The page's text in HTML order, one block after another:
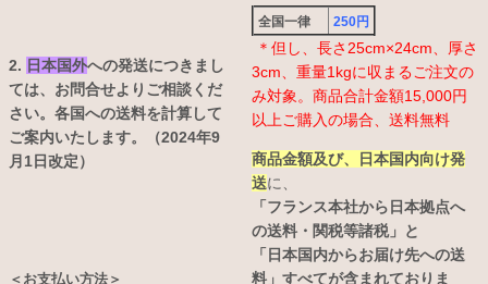
2. 日本国外への発送につきまし
ては、お問合せよりご相談くだ
さい。各国への送料を計算して
ご案内いたします。（2024年9
月1日改定）
＜お支払い方法＞
全国一律 250円
＊但し、長さ25cm×24cm、厚さ
3cm、重量1kgに収まるご注文の
み対象。商品合計金額15,000円
以上ご購入の場合、送料無料
商品金額及び、日本国内向け発
送に、
「フランス本社から日本拠点へ
の送料・関税等諸税」と
「日本国内からお届け先への送
料」すべてが含まれておりま